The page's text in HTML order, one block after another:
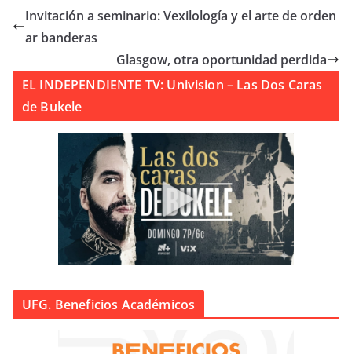
Invitación a seminario: Vexilología y el arte de orden
ar banderas
Glasgow, otra oportunidad perdida
EL INDEPENDIENTE TV: Univision – Las Dos Caras
de Bukele
UFG. Beneficios Académicos